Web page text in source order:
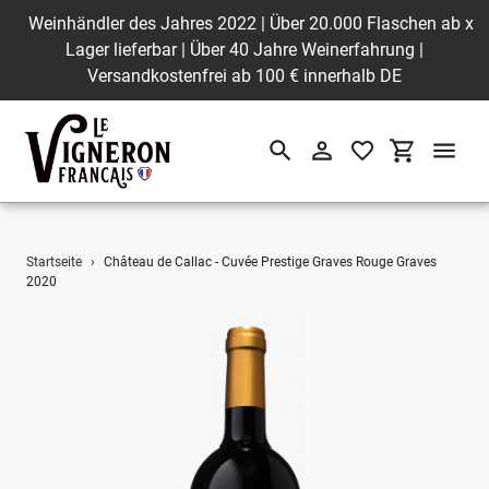
Direkt
zum
Weinhändler des Jahres 2022 | Über 20.000 Flaschen ab
Lager lieferbar | Über 40 Jahre Weinerfahrung |
Versandkostenfrei ab 100 € innerhalb DE
x
SuchenEinloggen
Startseite ›
Château de Callac - Cuvée Prestige Graves Rouge Graves
2020